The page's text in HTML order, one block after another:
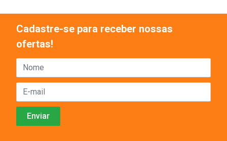
Cadastre-se para receber nossas
ofertas!